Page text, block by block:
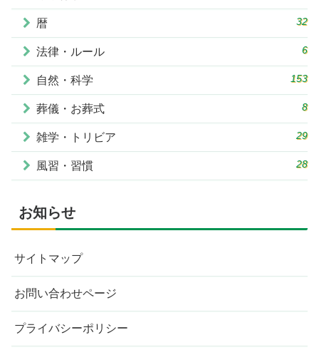
暦 32
法律・ルール 6
自然・科学 153
葬儀・お葬式 8
雑学・トリビア 29
風習・習慣 28
お知らせ
サイトマップ
お問い合わせページ
プライバシーポリシー